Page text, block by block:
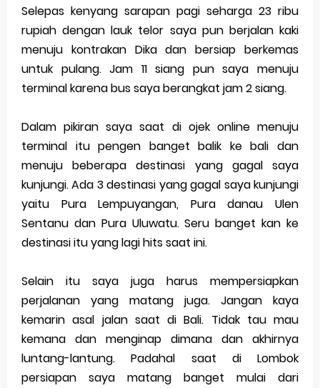
Selepas kenyang sarapan pagi seharga 23 ribu
rupiah dengan lauk telor saya pun berjalan kaki
menuju kontrakan Dika dan bersiap berkemas
untuk pulang. Jam 11 siang pun saya menuju
terminal karena bus saya berangkat jam 2 siang.
Dalam pikiran saya saat di ojek online menuju
terminal itu pengen banget balik ke bali dan
menuju beberapa destinasi yang gagal saya
kunjungi. Ada 3 destinasi yang gagal saya kunjungi
yaitu Pura Lempuyangan, Pura danau Ulen
Sentanu dan Pura Uluwatu. Seru banget kan ke
destinasi itu yang lagi hits saat ini.
Selain itu saya juga harus mempersiapkan
perjalanan yang matang juga. Jangan kaya
kemarin asal jalan saat di Bali. Tidak tau mau
kemana dan menginap dimana dan akhirnya
luntang-lantung. Padahal saat di Lombok
persiapan saya matang banget mulai dari